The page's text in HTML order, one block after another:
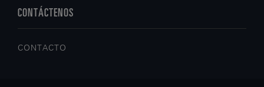
CONTÁCTENOS
CONTACTO